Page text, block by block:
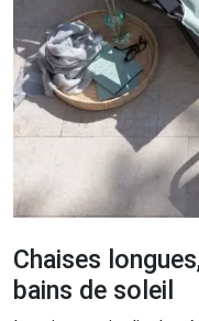
Chaises
bains de soleil